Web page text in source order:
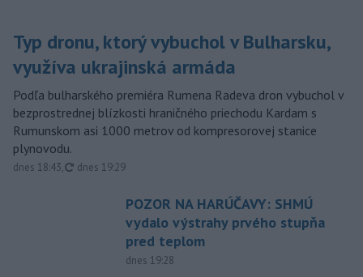
Typ dronu, ktorý vybuchol v Bulharsku,
využíva ukrajinská armáda
Podľa bulharského premiéra Rumena Radeva dron vybuchol v
bezprostrednej blízkosti hraničného priechodu Kardam s
Rumunskom asi 1000 metrov od kompresorovej stanice
plynovodu.
dnes 18:43, aktualizované
dnes 19:29
POZOR NA HARÚČAVY: SHMÚ
vydalo výstrahy prvého stupňa
pred teplom
dnes 19:28